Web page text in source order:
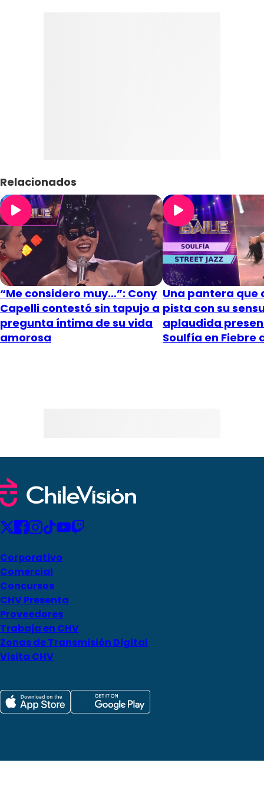
Relacionados
“Me considero muy…”: Cony
Capelli contestó sin tapujo a
pregunta íntima de su vida
amorosa
Una pantera que
pista con su
aplaudida
Soulfía en Fiebre
Corporativo
Comercial
Concursos
CHV Presenta
Proveedores
Trabaja en CHV
Zonas de Transmisión Digital
Visita CHV